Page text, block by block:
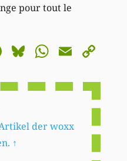
pour tout le
Facebook
BlueskyEmail
der woxx
↑